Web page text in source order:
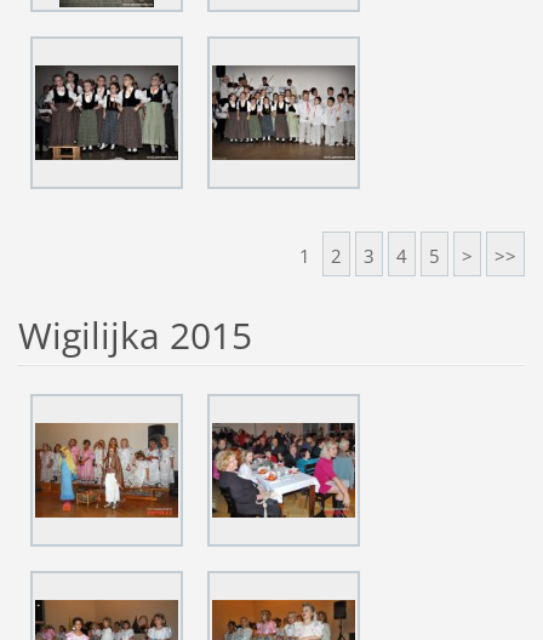
1 2 3 4 5 > >>
Wigilijka 2015